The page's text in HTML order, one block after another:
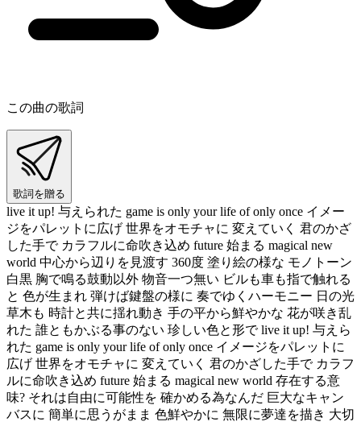
この曲の歌詞
歌詞を贈る
live it up! 与えられた game is only your life of only once イメー
ジをパレットに広げ 世界をオモチャに 変えていく 君のかざ
した手で カラフルに命吹き込め future 始まる magical new
world 中心から辺りを見渡す 360度 塗り絵の様な モノトーン
白黒 胸で鳴る鼓動以外 物音一つ無い ビルも車も指で触れる
と 色が生まれ 弾けば鍵盤の様に 奏でゆくハーモニー 日の光
草木も 時計と共に揺れ動き 手の平から鮮やかな 花が咲き乱
れた 誰ともかぶる事のない 珍しい色と形で live it up! 与えら
れた game is only your life of only once イメージをパレットに
広げ 世界をオモチャに 変えていく 君のかざした手で カラフ
ルに命吹き込め future 始まる magical new world 存在する意
味? それは自由に可能性を 確かめる為なんだ 巨大なキャン
バスに 簡単に思うがまま 色鮮やかに 無限に夢達を描き 大切